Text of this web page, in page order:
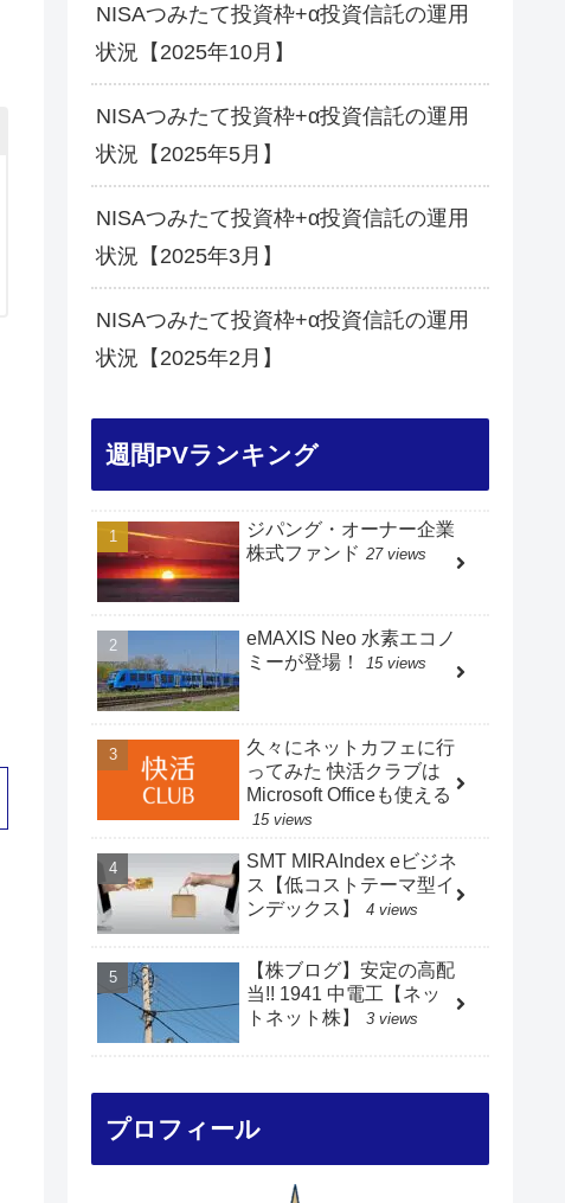
NISAつみたて投資枠+α投資信託の運用
状況【2025年10月】
NISAつみたて投資枠+α投資信託の運用
状況【2025年5月】
NISAつみたて投資枠+α投資信託の運用
状況【2025年3月】
NISAつみたて投資枠+α投資信託の運用
状況【2025年2月】
週間PVランキング
ジパング・オーナー企業
株式ファンド 27 views
eMAXIS Neo 水素エコノ
ミーが登場！
15 views
久々にネットカフェに行
ってみた 快活クラブは
Microsoft Officeも使える
15 views
SMT MIRAIndex eビジネ
ス【低コストテーマ型イ
ンデックス】
4 views
【株ブログ】安定の高配
当!! 1941 中電工【ネッ
トネット株】
3 views
プロフィール